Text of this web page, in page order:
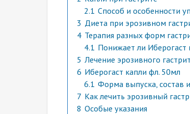
2.1 Способ и особенности
3 Диета при эрозивном
4 Терапия разных форм
4.1 Понижает ли Иберогаст
5 Лечение эрозивного
6 Иберогаст капли фл. 50мл
6.1 Форма выпуска, состав
7 Как лечить эрозивный
8 Особые указания